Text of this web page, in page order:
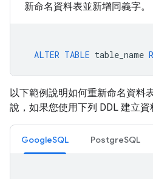
新命名資料表並新增同義字。
ALTER TABLE table_name
以下範例說明如何重新命名資料
說，如果您使用下列 DDL 建立資
GoogleSQL PostgreSQL